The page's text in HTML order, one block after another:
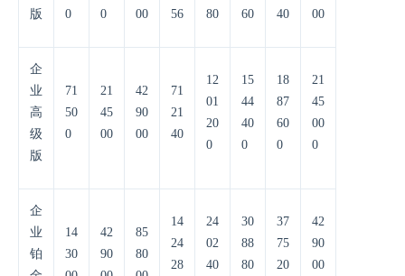
版
0
0
00
56
80
60
40
00
企
业
高
级
版
71
50
0
21
45
00
42
90
00
71
21
40
12
01
20
0
15
44
40
0
18
87
60
0
21
45
00
0
企
业
铂
14
30
42
90
85
80
14
24
28
24
02
40
30
88
80
37
75
20
42
90
00